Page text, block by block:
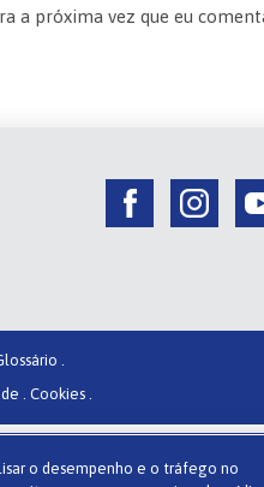
a próxima vez que eu
.
. Cookies .
o desempenho e o tráfego no